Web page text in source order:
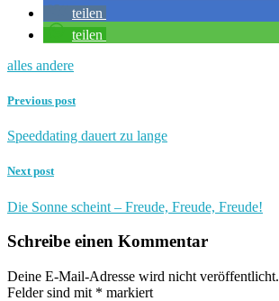
teilen
teilen
alles andere
Previous post
Speeddating dauert zu lange
Next post
Die Sonne scheint – Freude, Freude, Freude!
Schreibe einen Kommentar
Deine E-Mail-Adresse wird nicht veröffentlicht.
Felder sind mit * markiert